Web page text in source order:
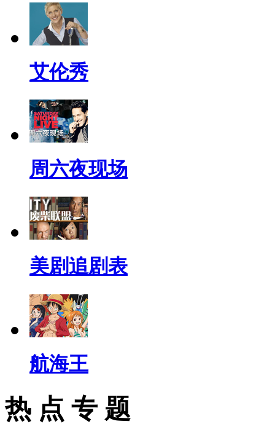
艾伦秀
周六夜现场
美剧追剧表
航海王
热 点 专 题